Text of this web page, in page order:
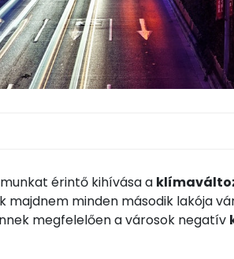
érintő kihívása a
majdnem minden második lakója
megfelelően a városok negatív